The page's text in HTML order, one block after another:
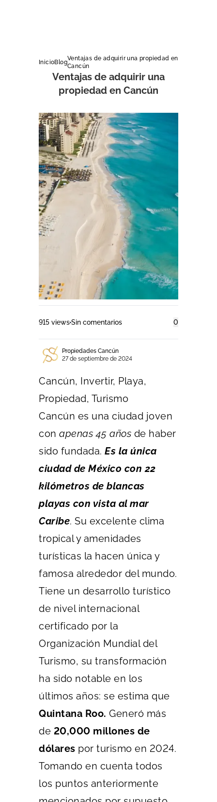
InicioBlog
Ventajas de adquirir una propiedad en
Cancún
Ventajas de adquirir una
propiedad en Cancún
915 viewsSin comentarios 0
Propiedades Cancún
27 de septiembre de 2024
Cancún, Invertir, Playa,
Propiedad, Turismo
Cancún es una ciudad joven
con apenas 45 años de haber
sido fundada. Es la única
ciudad de México con 22
kilómetros de blancas
playas con vista al mar
Caribe. Su excelente clima
tropical y amenidades
turísticas la hacen única y
famosa alrededor del mundo.
Tiene un desarrollo turístico
de nivel internacional
certificado por la
Organización Mundial del
Turismo, su transformación
ha sido notable en los
últimos años: se estima que
Quintana Roo. Generó más
de 20,000 millones de
dólares por turismo en 2024.
Tomando en cuenta todos
los puntos anteriormente